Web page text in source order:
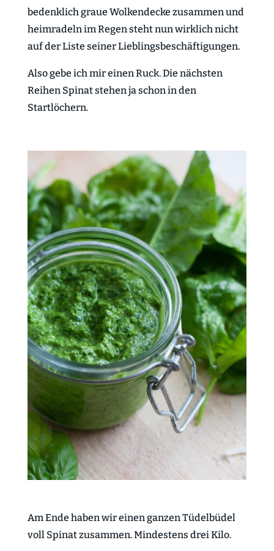
bedenklich graue Wolkendecke zusammen und
heimradeln im Regen steht nun wirklich nicht
auf der Liste seiner Lieblingsbeschäftigungen.
Also gebe ich mir einen Ruck. Die nächsten
Reihen Spinat stehen ja schon in den
Startlöchern.
Am Ende haben wir einen ganzen Tüdelbüdel
voll Spinat zusammen. Mindestens drei Kilo.